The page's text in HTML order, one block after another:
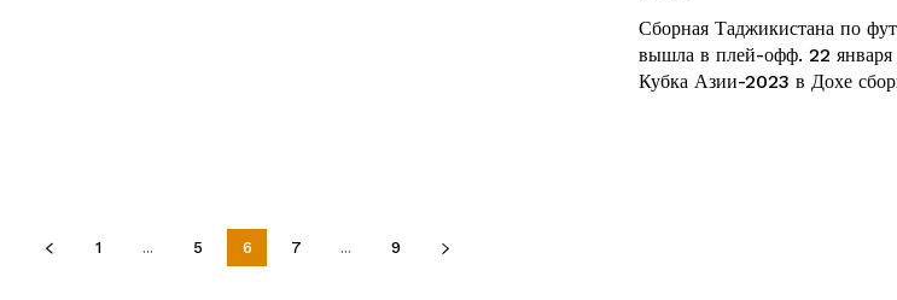
Сборная Таджикистана по
вышла в плей-офф. 22 января на третьем туре группового этапа
Кубка Азии-2023 в Дохе
1 ... 5 6 7 ... 9